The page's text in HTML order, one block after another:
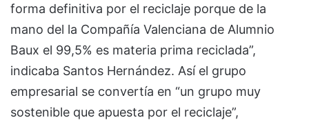
forma definitiva por el reciclaje porque de la
mano del la Compañía Valenciana de Alumnio
Baux el 99,5% es materia prima reciclada”,
indicaba Santos Hernández. Así el grupo
empresarial se convertía en “un grupo muy
sostenible que apuesta por el reciclaje”,